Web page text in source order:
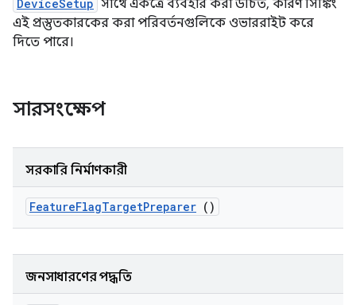
DeviceSetup সাথে একত্রে ব্যবহার করা উচিত, কারণ সিঙ্কিং
এই প্রস্তুতকারকের করা পরিবর্তনগুলিকে ওভাররাইট করে
দিতে পারে।
সারসংক্ষেপ
সরকারি নির্মাণকারী
FeatureFlagTargetPreparer ()
জনসাধারণের পদ্ধতি